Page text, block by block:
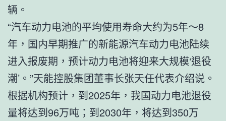
辆。
“汽车动力电池的平均使用寿命大约为5年～8
年，国内早期推广的新能源汽车动力电池陆续
进入报废期，预计动力电池将迎来大规模‘退役
潮’。”天能控股集团董事长张天任代表介绍说。
根据机构预计，到2025年，我国动力电池退役
量将达到96万吨；到2030年，将达到350万